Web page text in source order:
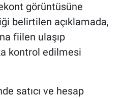
görüntüsüne
belirtilen açıklamada,
fiilen ulaşıp
kontrol edilmesi
satıcı ve hesap